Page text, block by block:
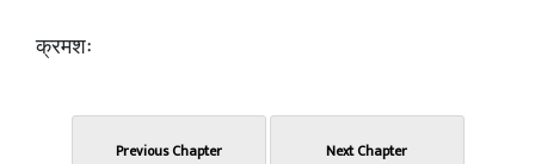
क्रमशः
Previous Chapter Next Chapter